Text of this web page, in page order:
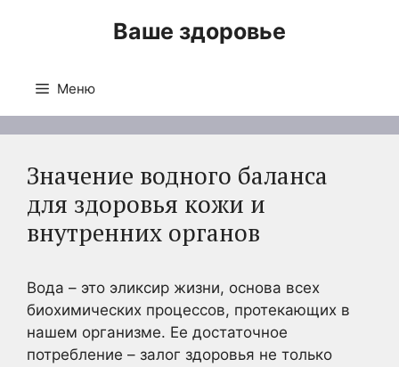
Ваше здоровье
Меню
Значение водного баланса
для здоровья кожи и
внутренних органов
Вода – это эликсир жизни, основа всех
биохимических процессов, протекающих в
нашем организме. Ее достаточное
потребление – залог здоровья не только